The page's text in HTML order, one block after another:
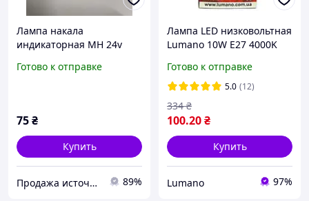
Лампа накала
индикаторная МН 24v
Готово к отправке
75₴
Купить
Продажа источников света специального и бытового назначения 89%
Лампа LED низковольтная
Lumano 10W E27 4000K
Готово к отправке
5.0 (12)
100.20₴
334 ₴
Купить
Lumano 97%